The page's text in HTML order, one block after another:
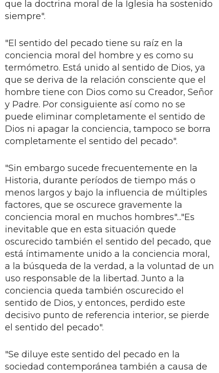
que la doctrina moral de la Iglesia ha sostenido
siempre".
"El sentido del pecado tiene su raíz en la
conciencia moral del hombre y es como su
termómetro. Está unido al sentido de Dios, ya
que se deriva de la relación consciente que el
hombre tiene con Dios como su Creador, Señor
y Padre. Por consiguiente así como no se
puede eliminar completamente el sentido de
Dios ni apagar la conciencia, tampoco se borra
completamente el sentido del pecado".
"Sin embargo sucede frecuentemente en la
Historia, durante períodos de tiempo más o
menos largos y bajo la influencia de múltiples
factores, que se oscurece gravemente la
conciencia moral en muchos hombres"..."Es
inevitable que en esta situación quede
oscurecido también el sentido del pecado, que
está íntimamente unido a la conciencia moral,
a la búsqueda de la verdad, a la voluntad de un
uso responsable de la libertad. Junto a la
conciencia queda también oscurecido el
sentido de Dios, y entonces, perdido este
decisivo punto de referencia interior, se pierde
el sentido del pecado".
"Se diluye este sentido del pecado en la
sociedad contempo­ránea también a causa de